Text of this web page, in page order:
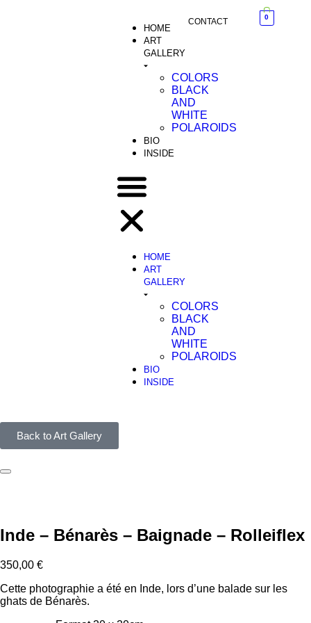
HOME
ART
GALLERY
COLORS
BLACK
AND
WHITE
POLAROIDS
BIO
INSIDE
HOME
ART
GALLERY
COLORS
BLACK
AND
WHITE
POLAROIDS
BIO
INSIDE
CONTACT 0
Back to Art Gallery
Inde – Bénarès – Baignade – Rolleiflex
350,00 €
Cette photographie a été en Inde, lors d’une balade sur les
ghats de Bénarès.